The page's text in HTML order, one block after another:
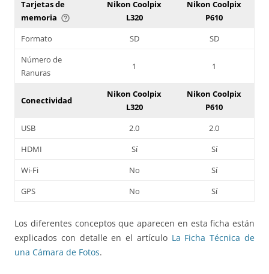
Tarjetas de
memoria help_outline
Nikon Coolpix
L320
Nikon Coolpix
P610
Formato
SD
SD
Número de
Ranuras
1 1
Conectividad
Nikon Coolpix
L320
Nikon Coolpix
P610
USB
2.0
2.0
HDMI
Sí
Sí
Wi-Fi
No
Sí
GPS
No Sí
Los diferentes conceptos que aparecen en esta ficha están
explicados con detalle en el artículo La Ficha Técnica de
una Cámara de Fotos.